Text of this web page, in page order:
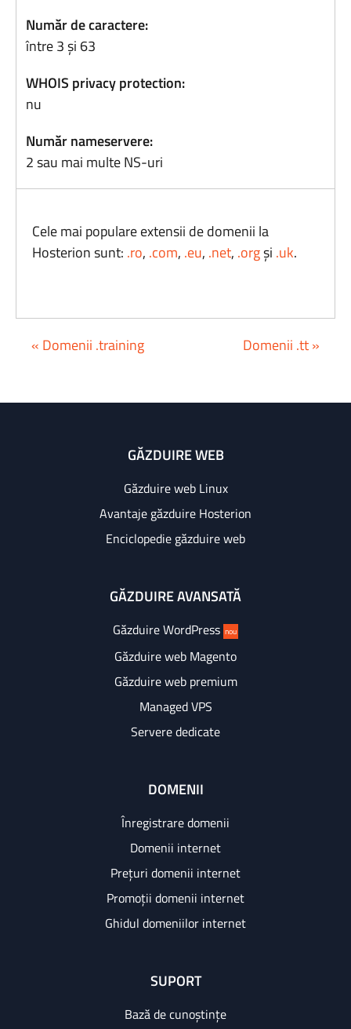
Număr de caractere:
între 3 și 63
WHOIS privacy protection:
nu
Număr nameservere:
2 sau mai multe NS-uri
Cele mai populare extensii de domenii la
Hosterion sunt: .ro, .com, .eu, .net, .orgși .uk.
« Domenii .training Domenii .tt »
GĂZDUIRE WEB
Găzduire web Linux
Avantaje găzduire Hosterion
Enciclopedie găzduire web
GĂZDUIRE AVANSATĂ
Găzduire WordPress nou
Găzduire web Magento
Găzduire web premium
Managed VPS
Servere dedicate
DOMENII
Înregistrare domenii
Domenii internet
Prețuri domenii internet
Promoții domenii internet
Ghidul domeniilor internet
SUPORT
Bază de cunoștințe